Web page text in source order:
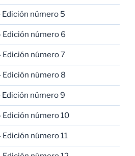
Edición número 5
Edición número 6
Edición número 7
Edición número 8
Edición número 9
Edición número 10
número 11